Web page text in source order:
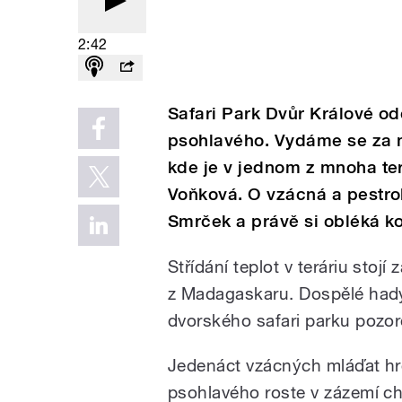
2:42
Safari Park Dvůr Králové
psohlavého. Vydáme se za
kde je v jednom z mnoha
Voňková. O vzácná a
Smrček a právě si obléká
Střídání teplot v teráriu stojí
z Madagaskaru. Dospělé
dvorského safari parku
Jedenáct vzácných mláďat
psohlavého roste v zázemí